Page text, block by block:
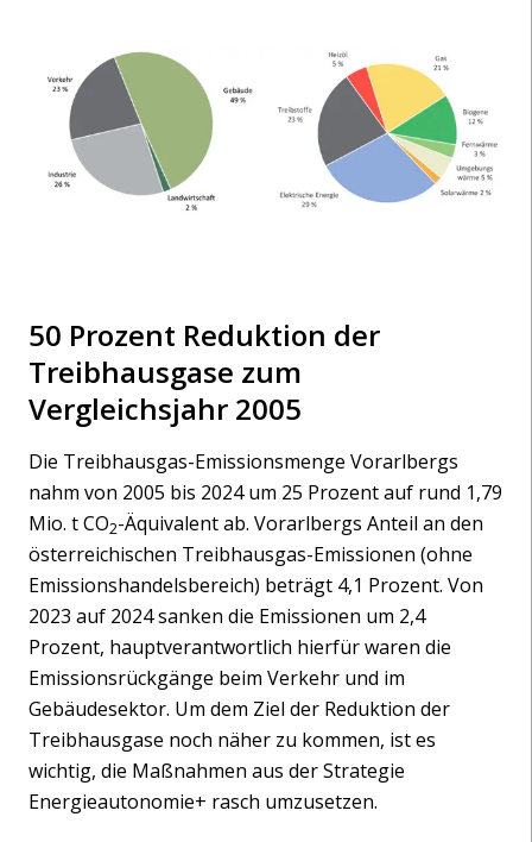
50 Prozent Reduktion der
Treibhausgase zum
Vergleichsjahr 2005
Die Treibhausgas-Emissionsmenge Vorarlbergs
nahm von 2005 bis 2024 um 25 Prozent auf rund 1,79
Mio. t CO2-Äquivalent ab. Vorarlbergs Anteil an den
österreichischen Treibhausgas-Emissionen (ohne
Emissionshandelsbereich) beträgt 4,1 Prozent. Von
2023 auf 2024 sanken die Emissionen um 2,4
Prozent, hauptverantwortlich hierfür waren die
Emissionsrückgänge beim Verkehr und im
Gebäudesektor. Um dem Ziel der Reduktion der
Treibhausgase noch näher zu kommen, ist es
wichtig, die Maßnahmen aus der Strategie
Energieautonomie+ rasch umzusetzen.